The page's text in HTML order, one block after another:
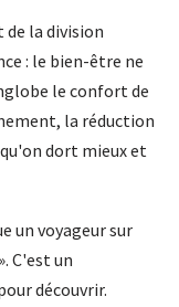
de la division
: le bien-être ne
le confort de
la réduction
dort mieux et
un voyageur sur
C'est un
découvrir.